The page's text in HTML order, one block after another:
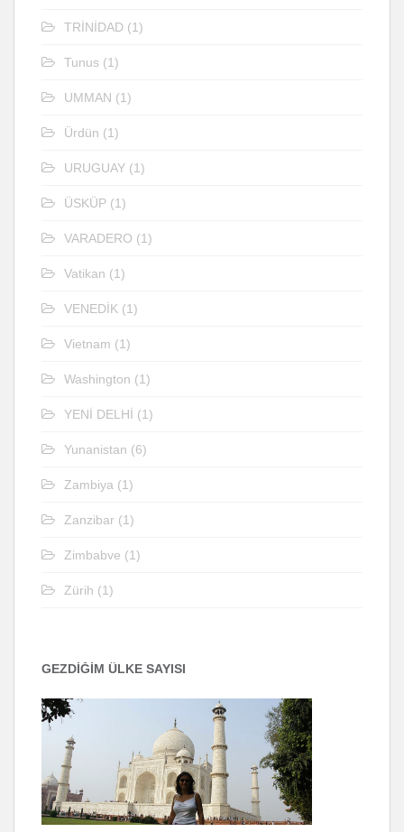
TRİNİDAD (1)
Tunus (1)
UMMAN (1)
Ürdün (1)
URUGUAY (1)
ÜSKÜP (1)
VARADERO (1)
Vatikan (1)
VENEDİK (1)
Vietnam (1)
Washington (1)
YENİ DELHİ (1)
Yunanistan (6)
Zambiya (1)
Zanzibar (1)
Zimbabve (1)
Zürih (1)
GEZDİĞİM ÜLKE SAYISI